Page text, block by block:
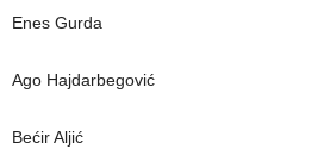
Enes Gurda
Ago Hajdarbegović
Bećir Aljić